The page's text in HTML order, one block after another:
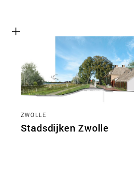
ZWOLLE
Stadsdijken Zwolle